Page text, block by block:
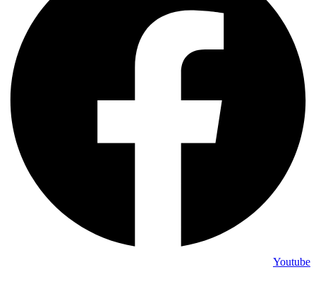
Youtube